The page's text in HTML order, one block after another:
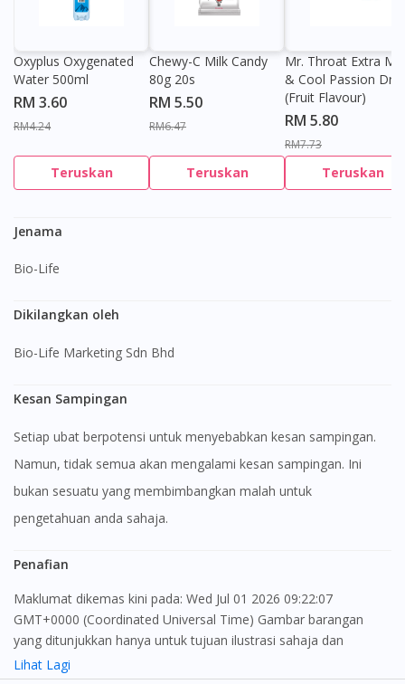
Oxyplus Oxygenated
Water 500ml
RM 3.60
RM4.24
Teruskan
Chewy-C Milk Candy
80g 20s
RM 5.50
RM6.47
Teruskan
Mr. Throat Extra
& Cool Passion
(Fruit Flavour)
RM 5.80
RM7.73
Teruskan
Jenama
Bio-Life
Dikilangkan oleh
Bio-Life Marketing Sdn Bhd
Kesan Sampingan
Setiap ubat berpotensi untuk menyebabkan kesan sampingan.
Namun, tidak semua akan mengalami kesan sampingan. Ini
bukan sesuatu yang membimbangkan malah untuk
pengetahuan anda sahaja.
Penafian
Maklumat dikemas kini pada: Wed Jul 01 2026 09:22:07
GMT+0000 (Coordinated Universal Time) Gambar barangan
yang ditunjukkan hanya untuk tujuan ilustrasi sahaja dan
mungkin tidak seperti produk yang sebenar
Lihat Lagi